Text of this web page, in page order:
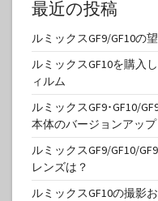
最近の投稿
ルミックスGF9/GF10の
ルミックスGF10を購入
ィルム
ルミックスGF9･GF10/
本体のバージョンアップ
ルミックスGF9/GF10/
レンズは？
ルミックスGF10の撮影